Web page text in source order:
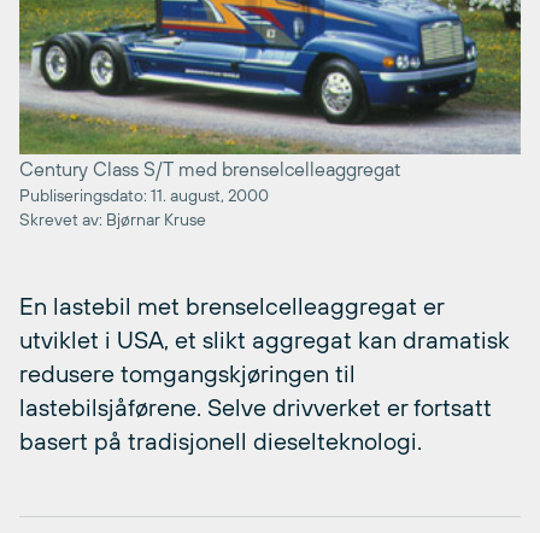
Century Class S/T med brenselcelleaggregat
Publiseringsdato: 11. august, 2000
Skrevet av: Bjørnar Kruse
En lastebil met brenselcelleaggregat er
utviklet i USA, et slikt aggregat kan dramatisk
redusere tomgangskjøringen til
lastebilsjåførene. Selve drivverket er fortsatt
basert på tradisjonell dieselteknologi.